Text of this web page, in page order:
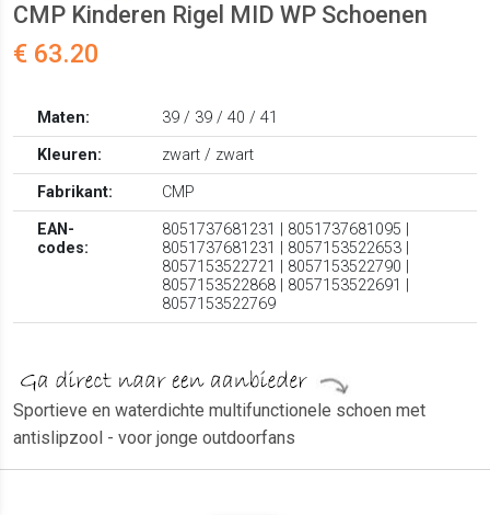
CMP Kinderen Rigel MID WP Schoenen
€ 63.20
Maten:
39 / 39 / 40 / 41
Kleuren:
zwart / zwart
Fabrikant:
CMP
EAN-
codes:
8051737681231 | 8051737681095 |
8051737681231 | 8057153522653 |
8057153522721 | 8057153522790 |
8057153522868 | 8057153522691 |
8057153522769
Sportieve en waterdichte multifunctionele schoen met
antislipzool - voor jonge outdoorfans